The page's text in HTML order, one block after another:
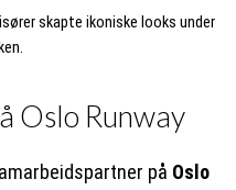
skapte ikoniske looks under
Oslo Runway
på Oslo